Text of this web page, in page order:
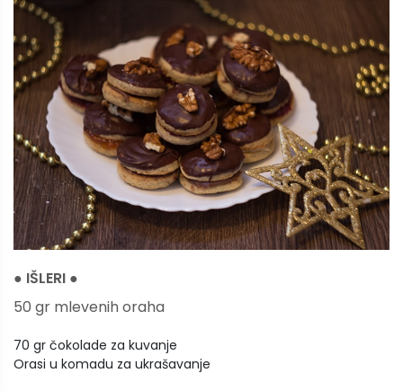
● IŠLERI ●
50 gr mlevenih oraha
70 gr čokolade za kuvanje
Orasi u komadu za ukrašavanje